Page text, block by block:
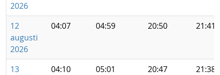
2026
12
augusti
2026
04:07 04:59 20:50 21:41
13
04:10 05:01 20:47 21:38